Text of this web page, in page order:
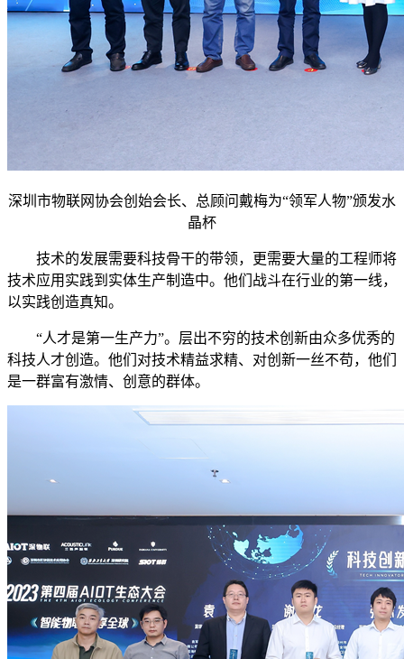
深圳市物联网协会创始会长、总顾问戴梅为“领军人物”颁发水
晶杯
技术的发展需要科技骨干的带领，更需要大量的工程师将
技术应用实践到实体生产制造中。他们战斗在行业的第一线，
以实践创造真知。
“人才是第一生产力”。层出不穷的技术创新由众多优秀的
科技人才创造。他们对技术精益求精、对创新一丝不苟，他们
是一群富有激情、创意的群体。